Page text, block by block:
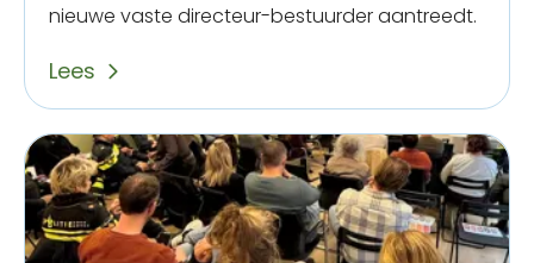
nieuwe vaste directeur-bestuurder aantreedt.
Lees